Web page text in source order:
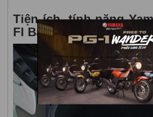
Tiện ích, tính năng
FI Bánh Đùm